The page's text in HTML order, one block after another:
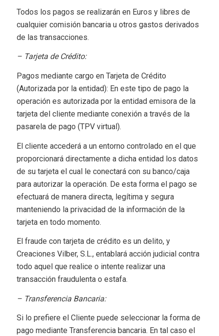
Todos los pagos se realizarán en Euros y libres de
cualquier comisión bancaria u otros gastos derivados
de las transacciones.
– Tarjeta de Crédito:
Pagos mediante cargo en Tarjeta de Crédito
(Autorizada por la entidad): En este tipo de pago la
operación es autorizada por la entidad emisora de la
tarjeta del cliente mediante conexión a través de la
pasarela de pago (TPV virtual).
El cliente accederá a un entorno controlado en el que
proporcionará directamente a dicha entidad los datos
de su tarjeta el cual le conectará con su banco/caja
para autorizar la operación. De esta forma el pago se
efectuará de manera directa, legítima y segura
manteniendo la privacidad de la información de la
tarjeta en todo momento.
El fraude con tarjeta de crédito es un delito, y
Creaciones Vilber, S.L., entablará acción judicial contra
todo aquel que realice o intente realizar una
transacción fraudulenta o estafa.
– Transferencia Bancaria:
Si lo prefiere el Cliente puede seleccionar la forma de
pago mediante Transferencia bancaria. En tal caso el